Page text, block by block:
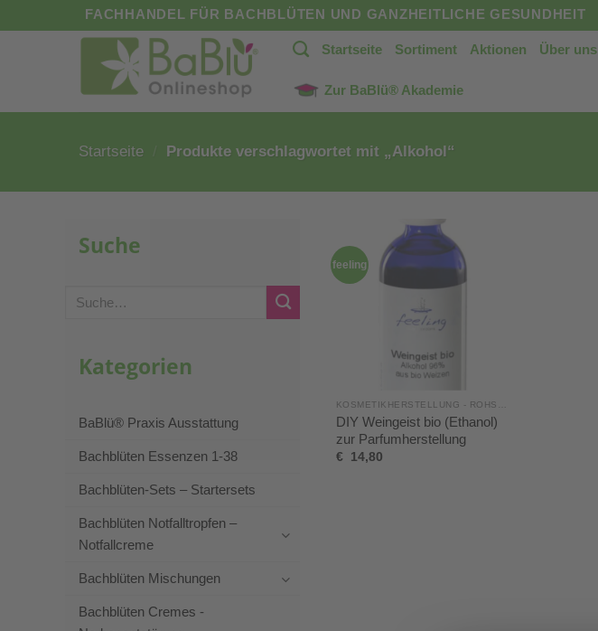
Inhalt
FACHHANDEL FÜR BACHBLÜTEN UND GANZHEITLICHE GESUNDHEIT
Startseite Sortiment Aktionen Über uns
Zur BaBlü® Akademie
Startseite Produkte verschlagwortet mit „Alkohol“
Suche
Suche
Kategorien
BaBlü® Praxis Ausstattung
Bachblüten Essenzen 1-38
Bachblüten-Sets – Startersets
Bachblüten Notfalltropfen –
Notfallcreme
Bachblüten Mischungen
Bachblüten Cremes -
feeling
DIY Weingeist bio (Ethanol)
zur Parfumherstellung
€ 14,80